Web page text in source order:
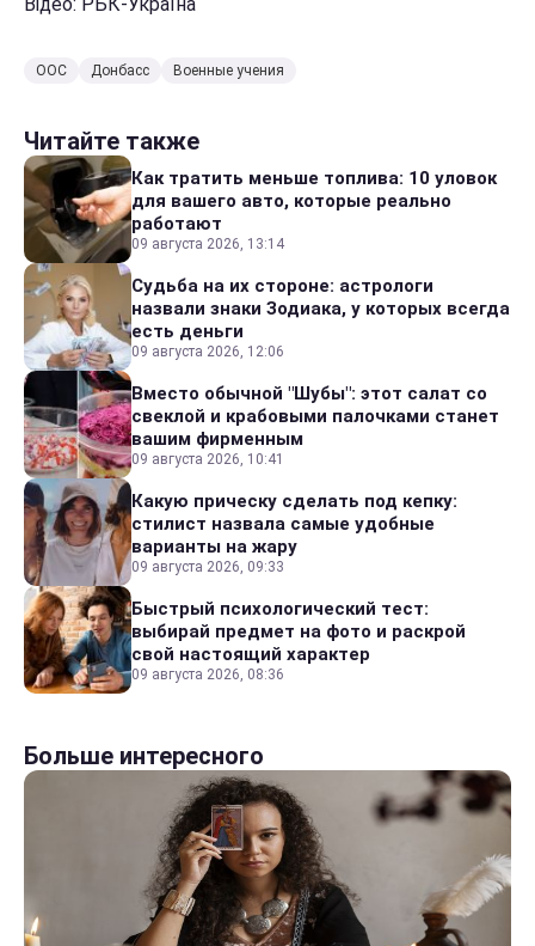
Відео: РБК-Україна
ООС Донбасс Военные учения
Читайте также
Как тратить меньше топлива: 10 уловок
для вашего авто, которые реально
работают
09 августа 2026, 13:14
Судьба на их стороне: астрологи
назвали знаки Зодиака, у которых всегда
есть деньги
09 августа 2026, 12:06
Вместо обычной "Шубы": этот салат со
свеклой и крабовыми палочками станет
вашим фирменным
09 августа 2026, 10:41
Какую прическу сделать под кепку:
стилист назвала самые удобные
варианты на жару
09 августа 2026, 09:33
Быстрый психологический тест:
выбирай предмет на фото и раскрой
свой настоящий характер
09 августа 2026, 08:36
Больше интересного